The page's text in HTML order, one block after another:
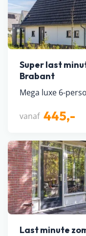
Super last
Brabant
Mega luxe 6-
vanaf 445,-
Last minute